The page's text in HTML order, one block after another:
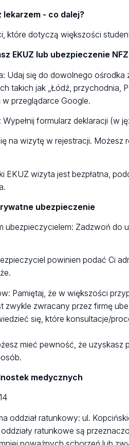
lekarzem - co dalej?
które dotyczą większości
EKUZ lub ubezpieczenie NFZ
Udaj się do dowolnego ośrodka
takich jak „Łódź, przychodnia,
przeglądarce Google.
Wypełnij formularz deklaracji (w
na wizytę w rejestracji. Możesz
EKUZ wizyta jest bezpłatna,
ubezpieczenie
ubezpieczycielem: Zadzwoń do
powinien podać Ci
Pamiętaj, że w większości
zwykle zwracany przez firmę
się, które konsultacje/
mieć pewność, że uzyskasz
medycznych
oddział ratunkowy: ul.
ratunkowe są